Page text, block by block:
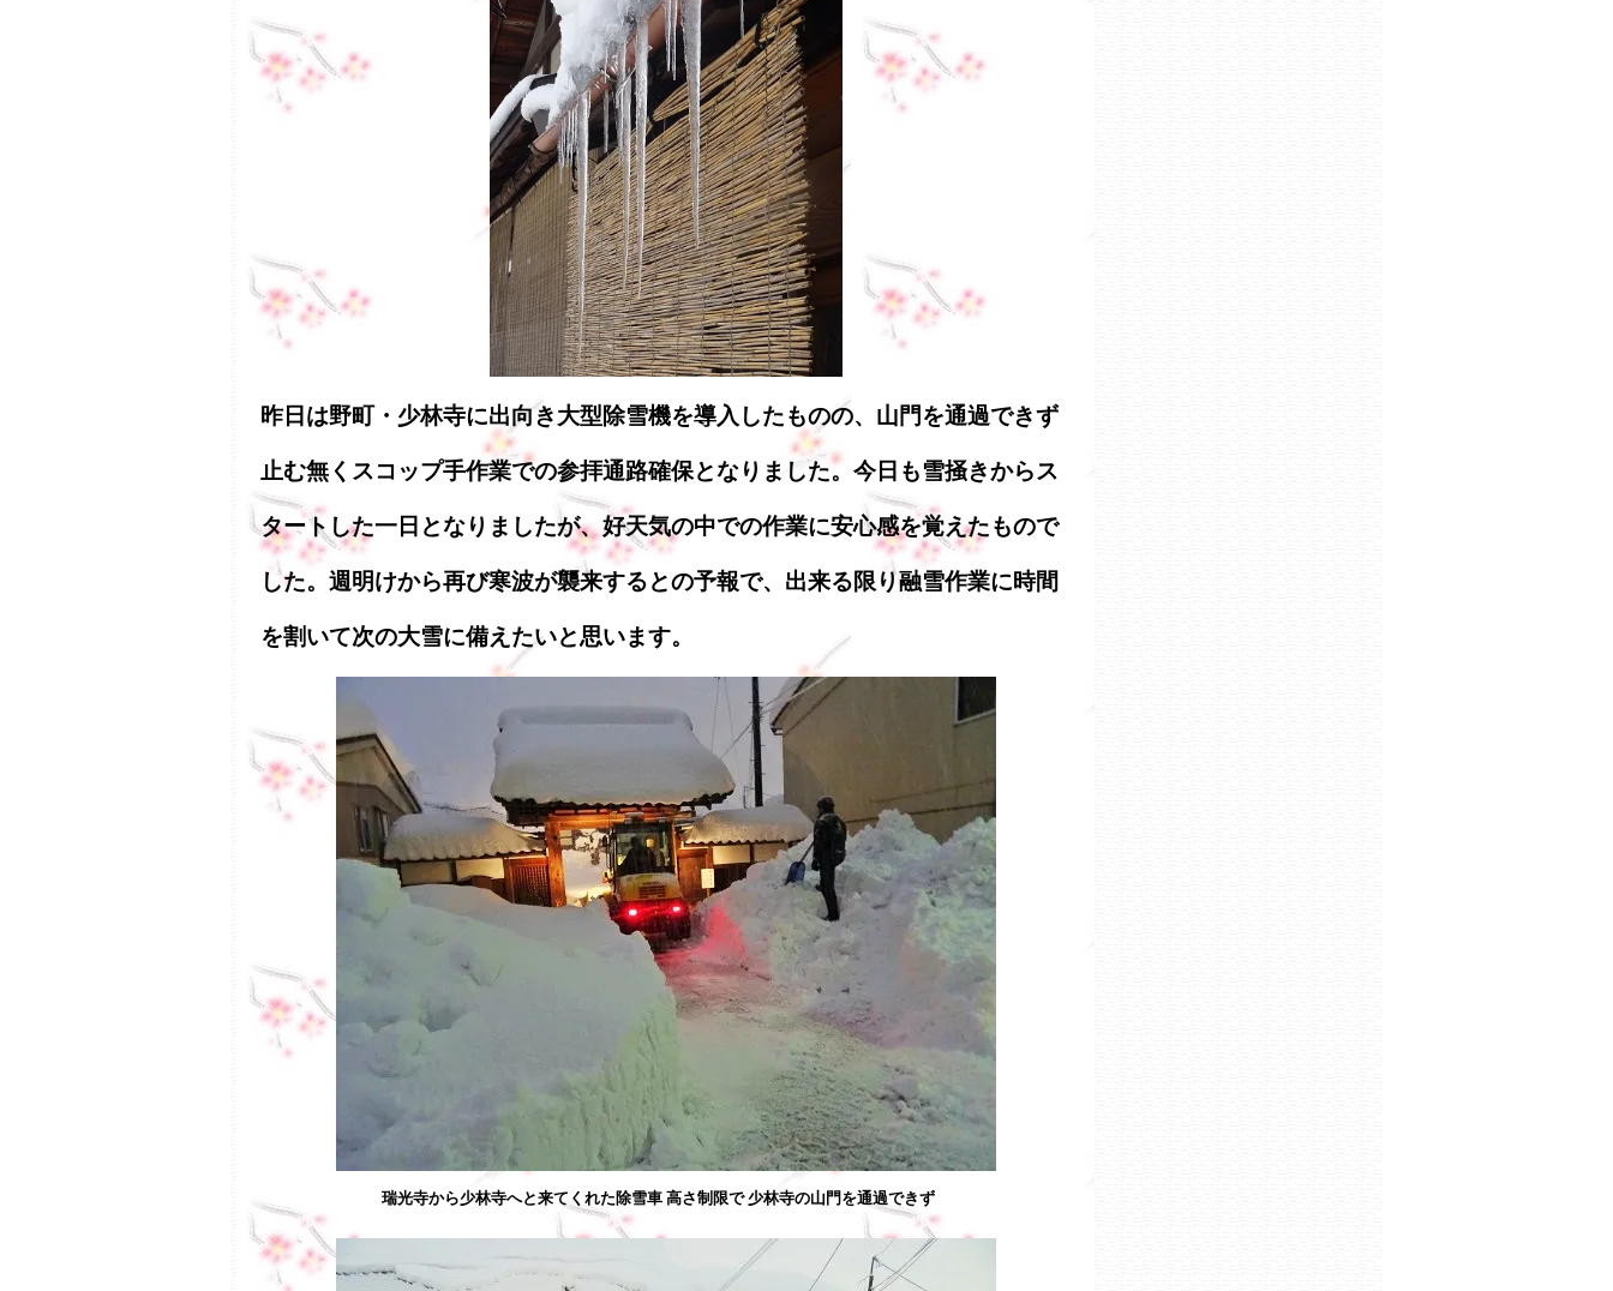
昨日は野町・少林寺に出向き大型除雪機を導入したものの、山門を通過できず
止む無くスコップ手作業での参拝通路確保となりました。今日も雪掻きからス
タートした一日となりましたが、好天気の中での作業に安心感を覚えたもので
した。週明けから再び寒波が襲来するとの予報で、出来る限り融雪作業に時間
を割いて次の大雪に備えたいと思います。
瑞光寺から少林寺へと来てくれた除雪車 高さ制限で 少林寺の山門を通過できず